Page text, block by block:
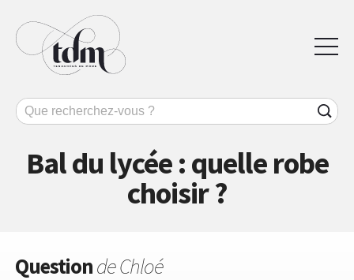
Bal du lycée : quelle robe
choisir ?
Questionde Chloé